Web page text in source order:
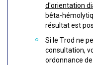
d'orientation
bêta-
résultat est
Si le Trod ne
consultation,
ordonnance